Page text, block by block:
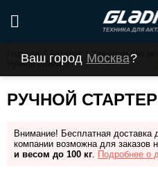
Ваш город Москва?
Главная / Каталог Запчасти для
Ручной стартер
РУЧНОЙ СТАРТЕР
Внимание! Бесплатная доставка
компании возможна для заказов
и весом до 100 кг. Подробнее о